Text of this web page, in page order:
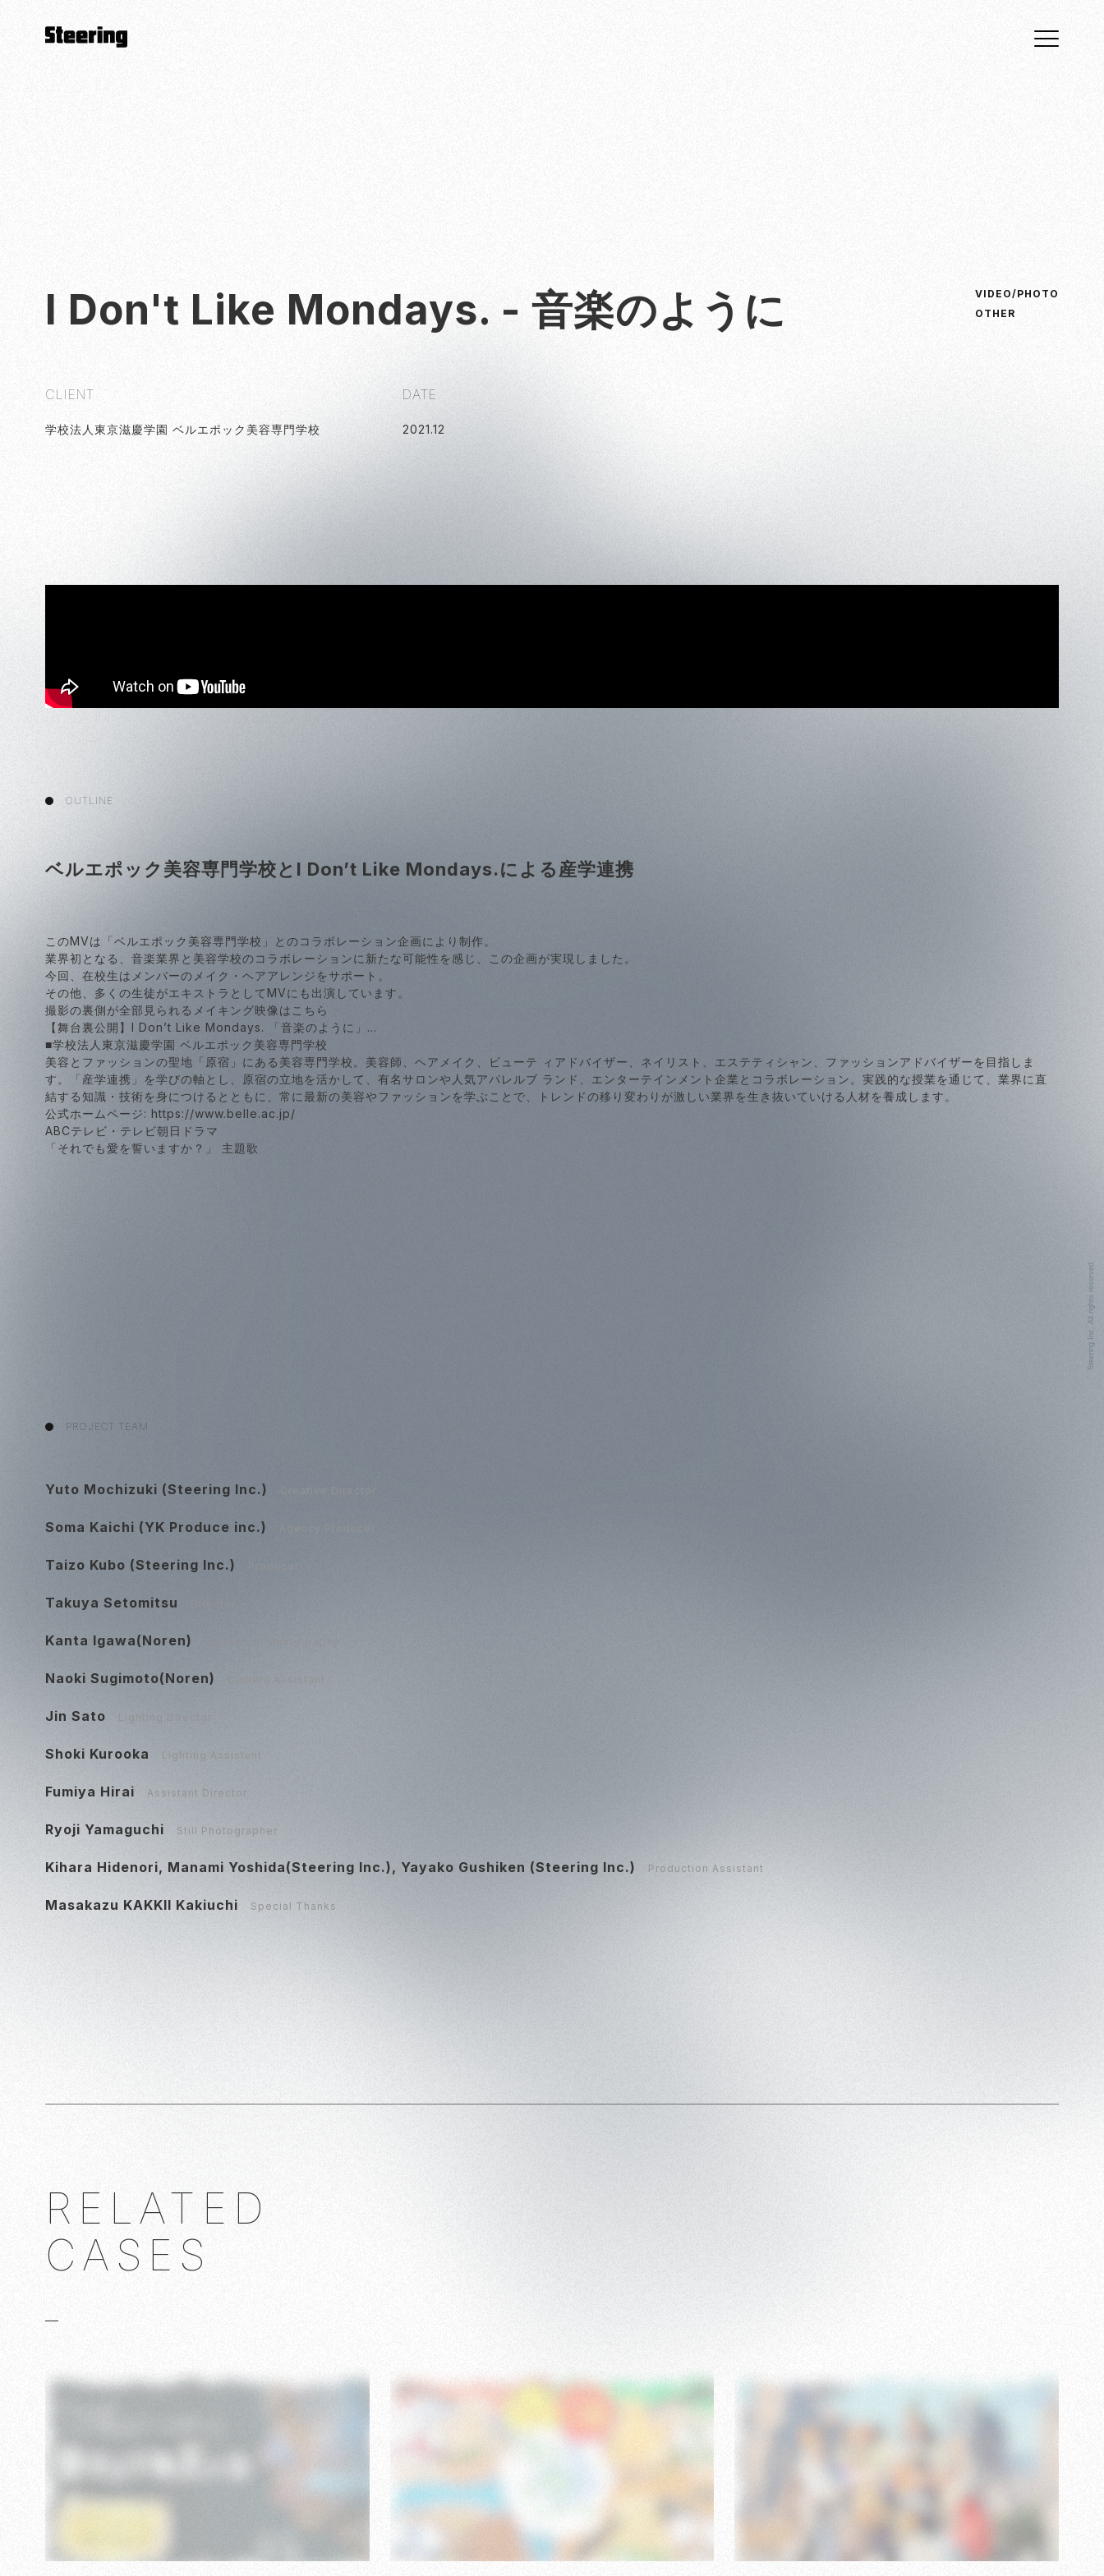
I Don't Like Mondays. - 音楽のように
VIDEO/PHOTO
OTHER
CLIENT
学校法人東京滋慶学園 ベルエポック美容専門学校
DATE
2021.12
OUTLINE
ベルエポック美容専門学校とI Don’t Like Mondays.による産学連携
このMVは「ベルエポック美容専門学校」とのコラボレーション企画により制作。
業界初となる、音楽業界と美容学校のコラボレーションに新たな可能性を感じ、この企画が実現しました。
今回、在校生はメンバーのメイク・ヘアアレンジをサポート。
その他、多くの生徒がエキストラとしてMVにも出演しています。
撮影の裏側が全部見られるメイキング映像はこちら
【舞台裏公開】I Don’t Like Mondays. 「音楽のように」...
■学校法人東京滋慶学園 ベルエポック美容専門学校
美容とファッションの聖地「原宿」にある美容専門学校。美容師、ヘアメイク、ビューテ ィアドバイザー、ネイリスト、エステティシャン、ファッションアドバイザーを目指しま
す。「産学連携」を学びの軸とし、原宿の立地を活かして、有名サロンや人気アパレルブ ランド、エンターテインメント企業とコラボレーション。実践的な授業を通じて、業界に直
結する知識・技術を身につけるとともに、常に最新の美容やファッションを学ぶことで、トレンドの移り変わりが激しい業界を生き抜いていける人材を養成します。
公式ホームページ: https://www.belle.ac.jp/
ABCテレビ・テレビ朝日ドラマ
「それでも愛を誓いますか？」 主題歌
PROJECT TEAM
Yuto Mochizuki (Steering Inc.) Creative Director
Soma Kaichi (YK Produce inc.)
Taizo Kubo (Steering Inc.)
Takuya Setomitsu
Kanta Igawa(Noren)
Naoki Sugimoto(Noren)
Jin Sato Lighting Director
Shoki Kurooka Lighting Assistant
Fumiya Hirai Assistant Director
Ryoji Yamaguchi Still Photographer
Kihara Hidenori, Manami Yoshida(Steering Inc.), Yayako Gushiken (Steering Inc.) Production Assistant
Masakazu KAKKII Kakiuchi Special Thanks
RELATED
CASES